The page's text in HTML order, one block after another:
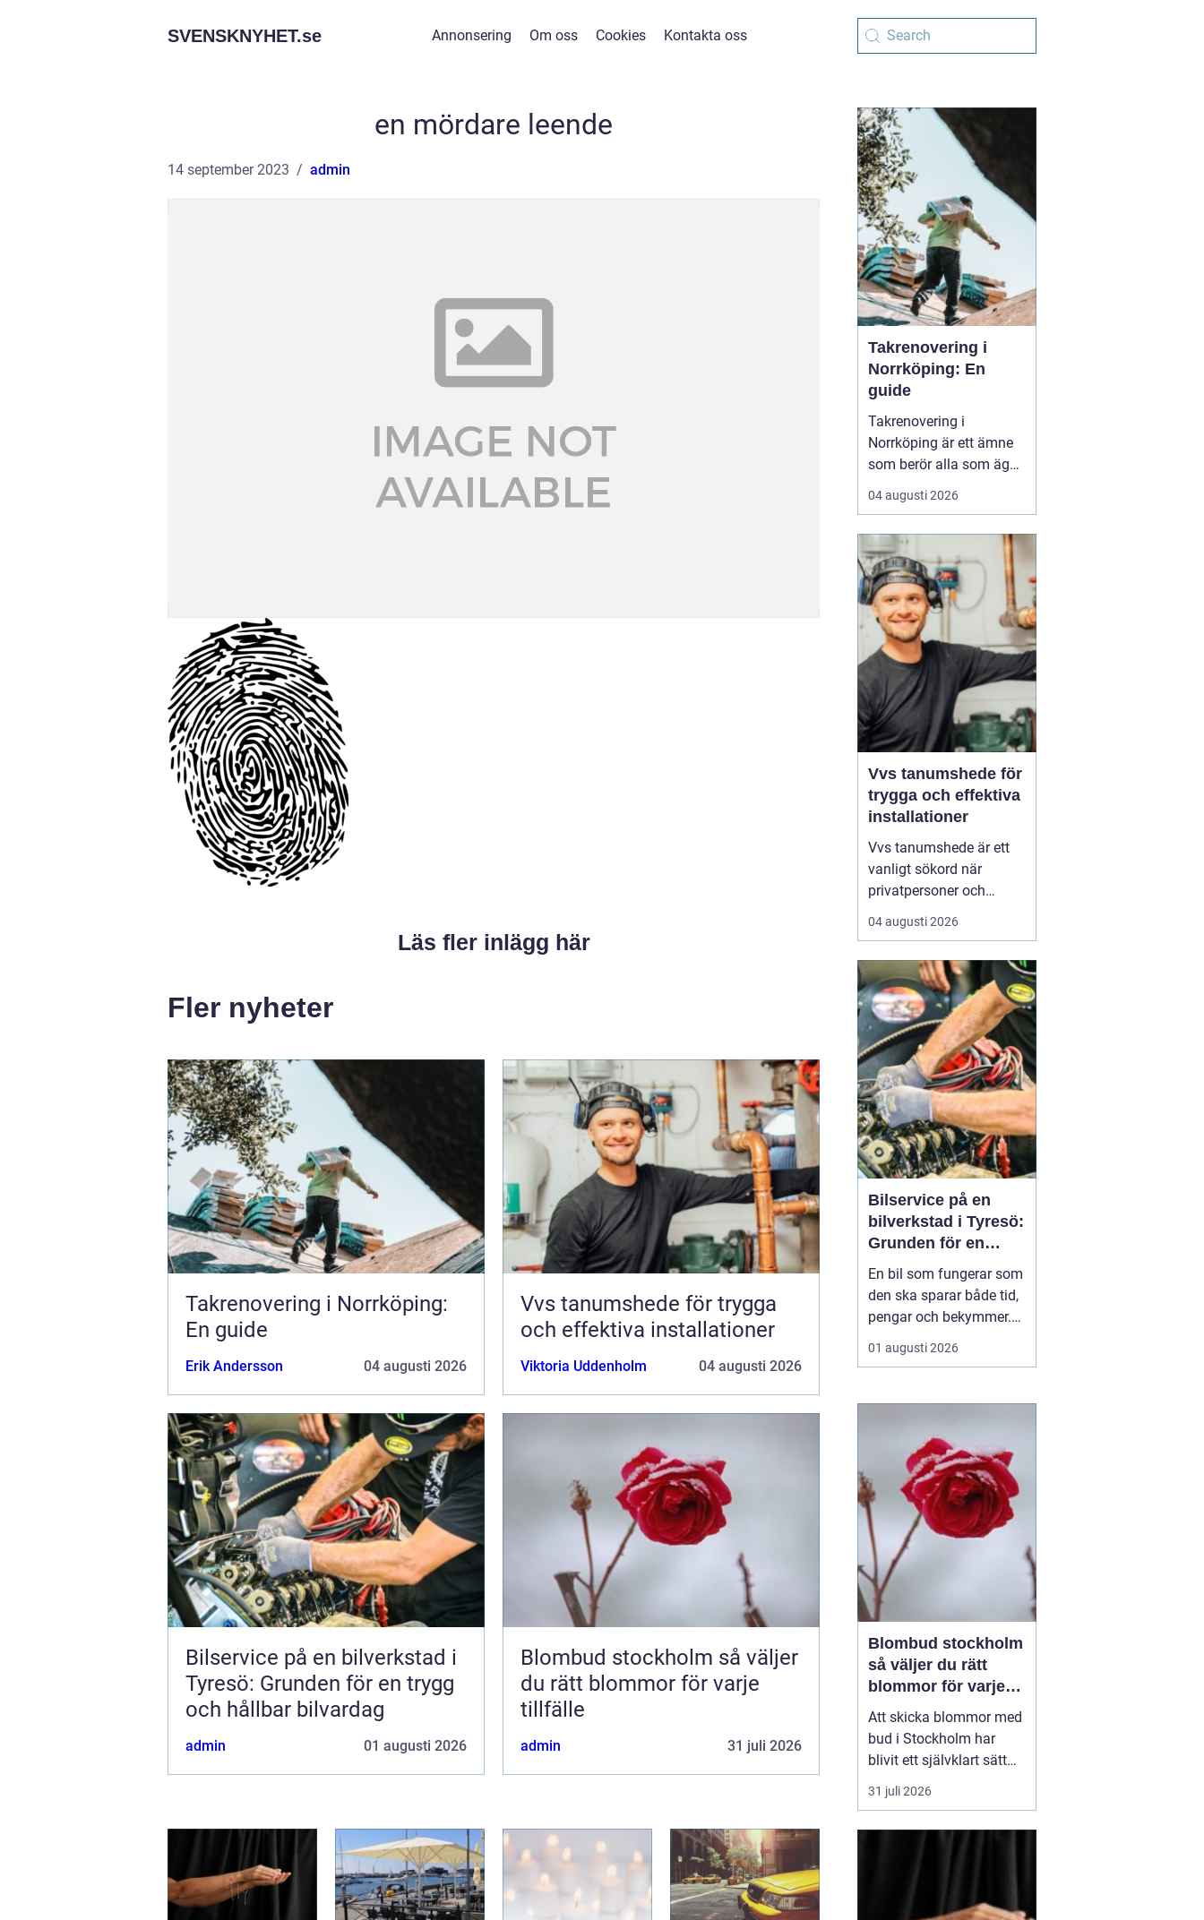
SVENSKNYHET.se Annonsering Om oss Cookies Kontakta oss
en mördare leende
14 september 2023 admin
Läs fler inlägg här
Fler nyheter
Takrenovering i Norrköping:
En guide
Erik Andersson 04 augusti 2026
Vvs tanumshede för trygga
och effektiva installationer
Viktoria Uddenholm 04 augusti 2026
Bilservice på en bilverkstad i
Tyresö: Grunden för en trygg
och hållbar bilvardag
admin 01 augusti 2026
Blombud stockholm så väljer
du rätt blommor för varje
tillfälle
admin 31 juli 2026
Takrenovering i
Norrköping: En
guide
Takrenovering i
Norrköping är ett ämne
som berör alla som äger
hus, radhus eller
flerfamiljshus i området.
viktigaste skydd mot
regn, snö och fukt, och
en i tid genomförd
renovering kan sp...
04 augusti 2026
Vvs tanumshede för
trygga och effektiva
installationer
Vvs tanumshede är ett
vanligt sökord när
privatpersoner och
företag behöver hjälp
med värme, vatten och
Många undrar vad som
skiljer en seriös vvs
partner från en tillfällig
lösning, hur en
installation bör gå till
och vilka...
04 augusti 2026
Bilservice på en
bilverkstad i Tyresö:
Grunden för en
trygg och hållbar
bilvardag
En bil som fungerar som
den ska sparar både tid,
pengar och bekymmer.
För många förare blir
servicefrågan ändå
tills en varningslampa
känns fel. Ge...
01 augusti 2026
Blombud stockholm
så väljer du rätt
blommor för varje
tillfälle
Att skicka blommor med
bud i Stockholm har
blivit ett självklart sätt
att visa omtanke, fira
stora händelser eller
svårt att formulera i ord.
sekunder, oavsett om
31 juli 2026